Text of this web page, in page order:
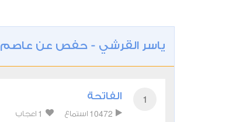
ياسر القرشي - حفص عن عاصم
1 الفاتحة
10472 استماع 1 اعجاب